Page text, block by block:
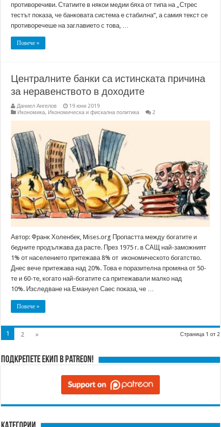
противоречиви. Статиите в някои медии бяха от типа на „Стрес
тестът показа, че банковата система е стабилна“, а самия текст се
противоречеше на заглавието с това, …
Повече »
Централните банки са истинската причина
за неравенството в доходите
Даниел Ангелов
19 юни 2019
Икономика, Икономическа и фискална политика 2
Автор: Франк Холенбек, Mises.org Пропастта между богатите и
бедните продължава да расте. През 1975 г. в САЩ най-заможният
1% от населението притежава 8% от икономическото богатство.
Днес вече притежава над 20%. Това е поразителна промяна от 50-
те и 60-те, когато най-богатите са притежавали малко над
10%. Изследване на Емануел Саес показа, че …
Повече »
Страница 1 от 2
1 2 »
Подкрепете ЕКИП в Patreon!